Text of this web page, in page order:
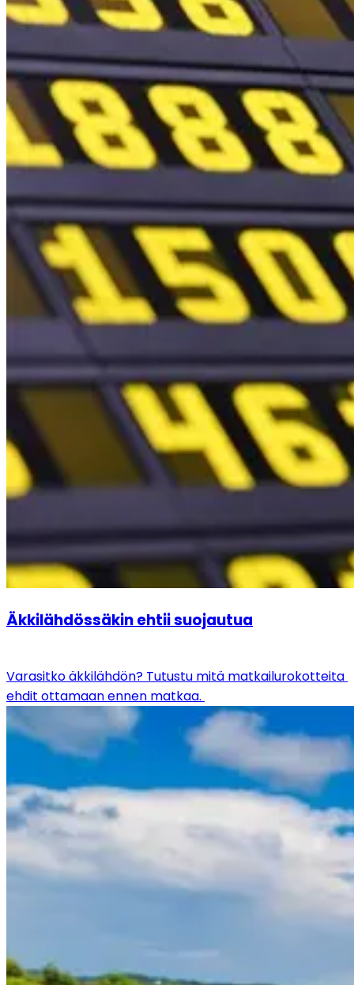
Äkkilähdössäkin ehtii suojautua
Varasitko äkkilähdön? Tutustu mitä matkailurokotteita
ehdit ottamaan ennen matkaa.